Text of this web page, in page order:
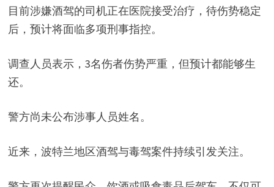
目前涉嫌酒驾的司机正在医院接受治疗，待伤势稳定
后，预计将面临多项刑事指控。
调查人员表示，3名伤者伤势严重，但预计都能够生
还。
警方尚未公布涉事人员姓名。
近来，波特兰地区酒驾与毒驾案件持续引发关注。